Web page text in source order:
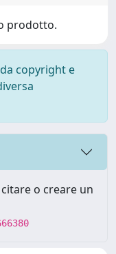
prodotto.
copyright e
o creare un